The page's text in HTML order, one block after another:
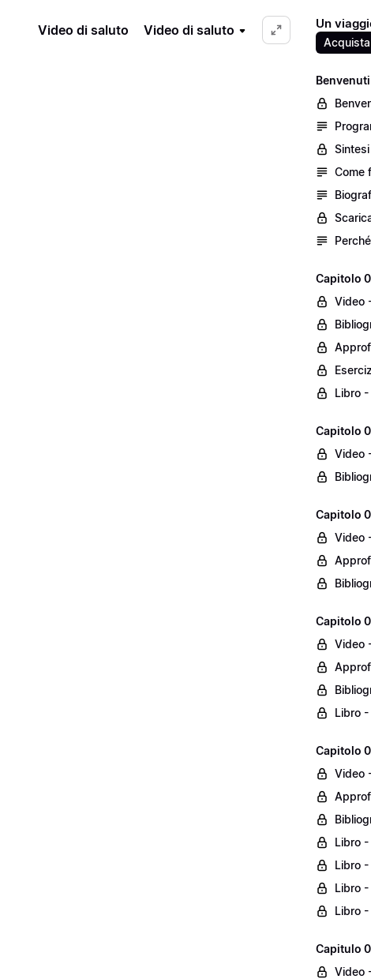
Video di saluto Video di saluto Un
Benvenuti
Come
Capitolo
Video
Libro -
Capitolo
Video
Capitolo
Video
Capitolo
Video
Libro
Capitolo
Video
Libro
Libro -
Libro
Libro
Capitulo
Video